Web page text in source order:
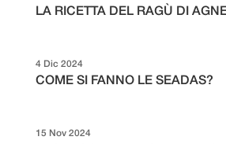
LA RICETTA DEL RAGÙ DI
COME SI FANNO LE SEADAS?
4 Dic 2024
15 Nov 2024